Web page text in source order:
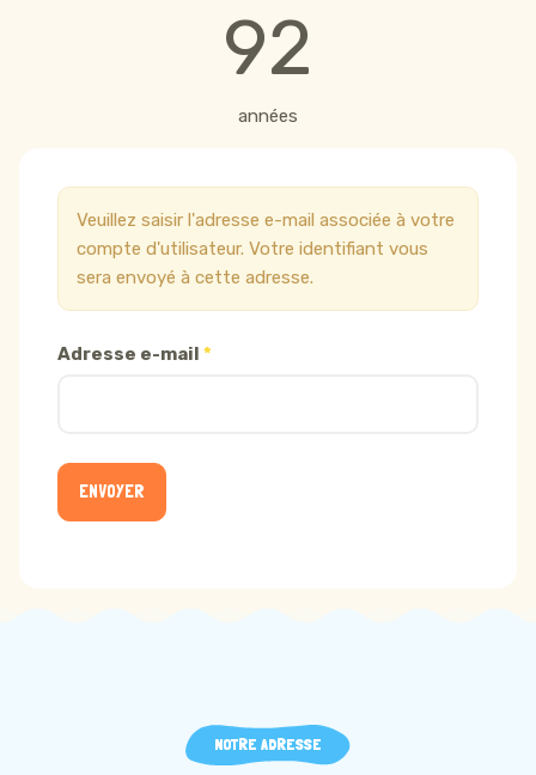
92
années
Veuillez saisir l'adresse e-mail associée à votre
compte d'utilisateur. Votre identifiant vous
sera envoyé à cette adresse.
Adresse e-mail *
ENVOYER
NOTRE ADRESSE